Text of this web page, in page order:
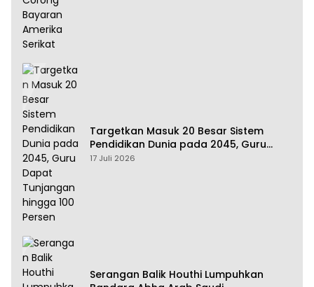
Targetkan Masuk 20 Besar Sistem
Pendidikan Dunia pada 2045, Guru
Dapat Tunjangan hingga 100 Persen
17 Juli 2026
Serangan Balik Houthi Lumpuhkan